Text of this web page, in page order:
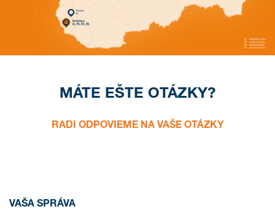
MÁTE EŠTE OTÁZKY?
RADI ODPOVIEME NA VAŠE OTÁZKY
VAŠA SPRÁVA